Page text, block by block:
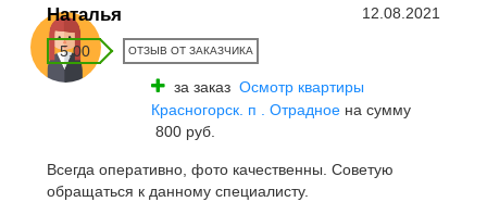
Наталья 12.08.2021
5.00 ОТЗЫВ ОТ ЗАКАЗЧИКА
за заказ Осмотр квартиры
Красногорск. п . Отрадное на сумму
800 руб.
Всегда оперативно, фото качественны. Советую
обращаться к данному специалисту.